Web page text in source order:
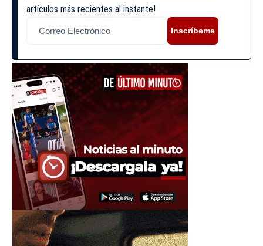
artículos más recientes al instante!
Inscríbeme